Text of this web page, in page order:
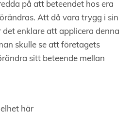
på att beteendet hos era
Att då vara trygg i sin
enklare att applicera denna
skulle se att företagets
sitt beteende mellan
här